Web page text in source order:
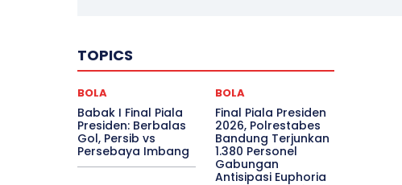
TOPICS
BOLA
Babak I Final Piala
Presiden: Berbalas
Gol, Persib vs
Persebaya Imbang
BOLA
Final Piala Presiden
2026, Polrestabes
Bandung Terjunkan
1.380 Personel
Gabungan
Antisipasi Euphoria